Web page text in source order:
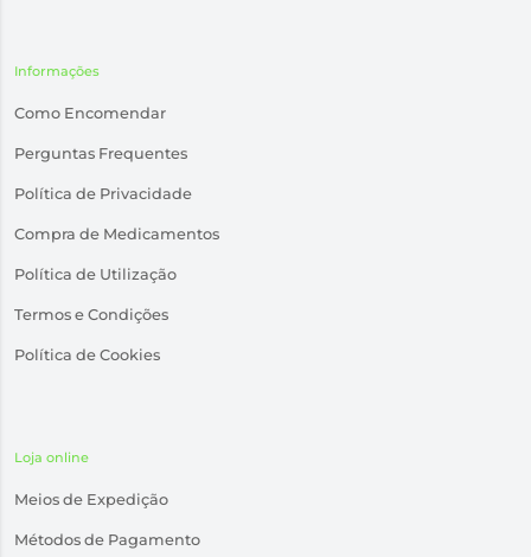
Informações
Como Encomendar
Perguntas Frequentes
Política de Privacidade
Compra de Medicamentos
Política de Utilização
Termos e Condições
Política de Cookies
Loja online
Meios de Expedição
Métodos de Pagamento